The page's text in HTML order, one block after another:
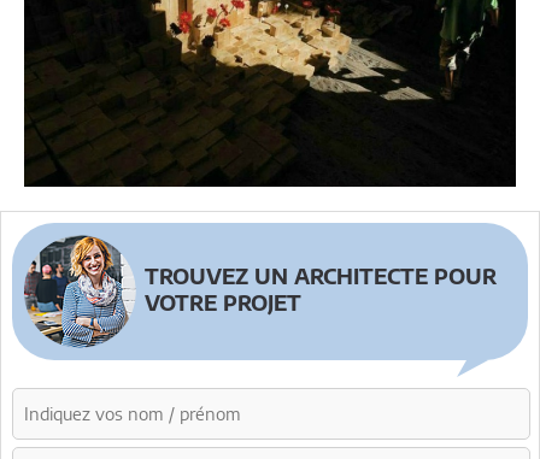
TROUVEZ UN ARCHITECTE POUR
VOTRE PROJET